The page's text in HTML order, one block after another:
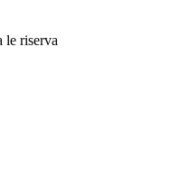
le riserva